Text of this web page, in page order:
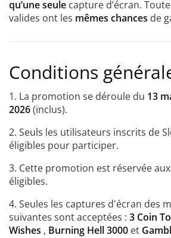
qu’une seule capture d’écran.
valides ont les mêmes chances de
Conditions
1. La promotion se déroule du 13
2026(inclus).
2. Seuls les utilisateurs inscrits de
éligibles pour participer.
3. Cette promotion est réservée
éligibles.
4. Seules les captures d'écran des
suivantes sont acceptées : 3 Coin
Wishes , Burning Hell 3000 et